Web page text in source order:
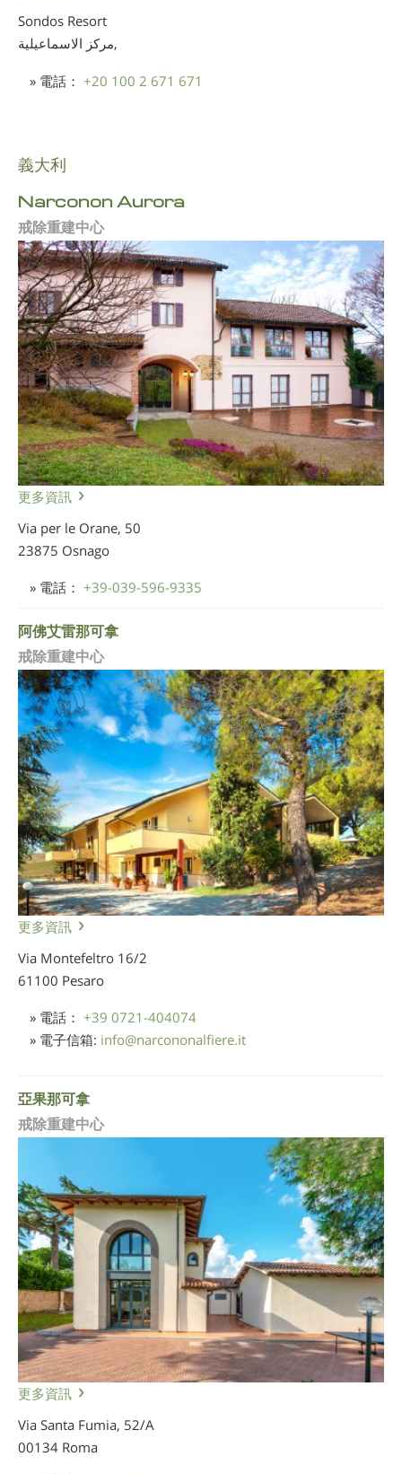
Sondos Resort
مركز الاسماعيلية,
» 電話： +20 100 2 671 671
義大利
Narconon Aurora
戒除重建中心
更多資訊
Via per le Orane, 50
23875 Osnago
» 電話： +39-039-596-9335
阿佛艾雷那可拿
戒除重建中心
更多資訊
Via Montefeltro 16/2
61100 Pesaro
» 電話： +39 0721-404074
» 電子信箱: info@narcononalfiere.it
亞果那可拿
戒除重建中心
更多資訊
Via Santa Fumia, 52/A
00134 Roma